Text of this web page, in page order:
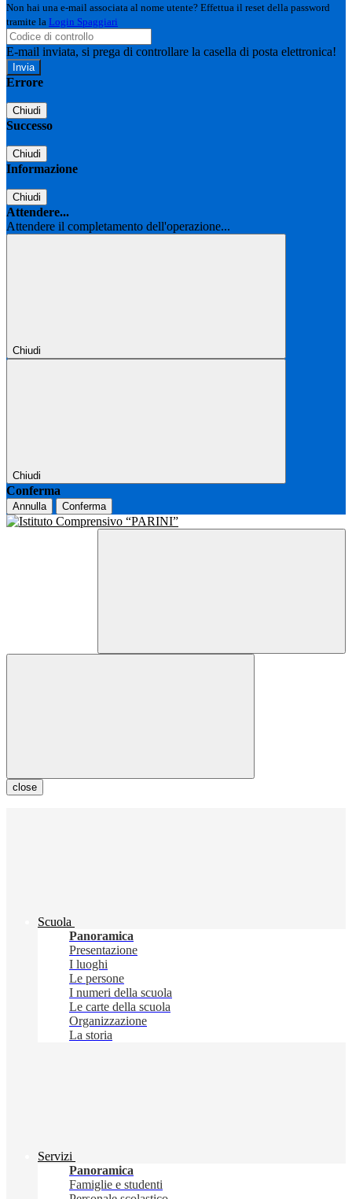
Non hai una e-mail associata al nome utente? Effettua il reset della password
tramite la Login Spaggiari
E-mail inviata, si prega di controllare la casella di posta elettronica!
Errore
Chiudi
Successo
Chiudi
Informazione
Chiudi
Attendere...
Attendere il completamento dell'operazione...
Chiudi
Chiudi
Conferma
Annulla Conferma
close
Scuola
Panoramica
Presentazione
I luoghi
Le persone
I numeri della scuola
Le carte della scuola
Organizzazione
La storia
Servizi
Panoramica
Famiglie e studenti